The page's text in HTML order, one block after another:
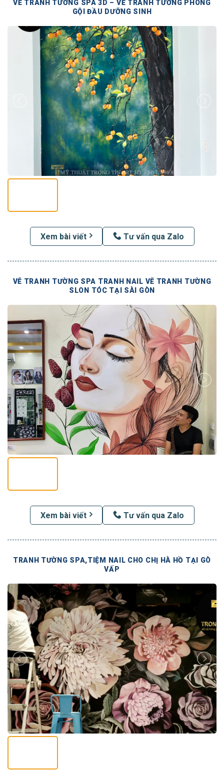
VẼ TRANH TƯỜNG SPA 3D – VẼ TRANH TƯỜNG PHÒNG
GỘI ĐẦU DƯỠNG SINH
Xem bài viết Tư vấn qua Zalo
VẼ TRANH TƯỜNG SPA TRANH NAIL VẼ TRANH TƯỜNG
SLON TÓC TẠI SÀI GÒN
Xem bài viết Tư vấn qua Zalo
TRANH TƯỜNG SPA,TIỆM NAIL CHO CHỊ HÀ HỒ TẠI GÒ
VẤP